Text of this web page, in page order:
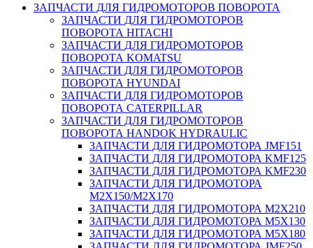
ЗАПЧАСТИ ДЛЯ ГИДРОМОТОРОВ ПОВОРОТА
ЗАПЧАСТИ ДЛЯ ГИДРОМОТОРОВ
ПОВОРОТА HITACHI
ЗАПЧАСТИ ДЛЯ ГИДРОМОТОРОВ
ПОВОРОТА KOMATSU
ЗАПЧАСТИ ДЛЯ ГИДРОМОТОРОВ
ПОВОРОТА HYUNDAI
ЗАПЧАСТИ ДЛЯ ГИДРОМОТОРОВ
ПОВОРОТА CATERPILLAR
ЗАПЧАСТИ ДЛЯ ГИДРОМОТОРОВ
ПОВОРОТА HANDOK HYDRAULIC
ЗАПЧАСТИ ДЛЯ ГИДРОМОТОРА JMF151
ЗАПЧАСТИ ДЛЯ ГИДРОМОТОРА KMF125
ЗАПЧАСТИ ДЛЯ ГИДРОМОТОРА KMF230
ЗАПЧАСТИ ДЛЯ ГИДРОМОТОРА
M2X150/M2X170
ЗАПЧАСТИ ДЛЯ ГИДРОМОТОРА M2X210
ЗАПЧАСТИ ДЛЯ ГИДРОМОТОРА M5X130
ЗАПЧАСТИ ДЛЯ ГИДРОМОТОРА M5X180